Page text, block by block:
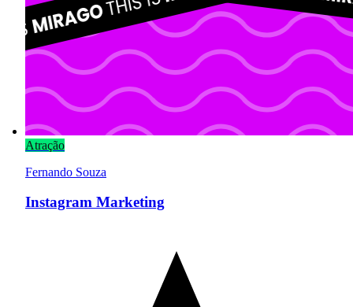
Atração
Fernando Souza
Instagram Marketing